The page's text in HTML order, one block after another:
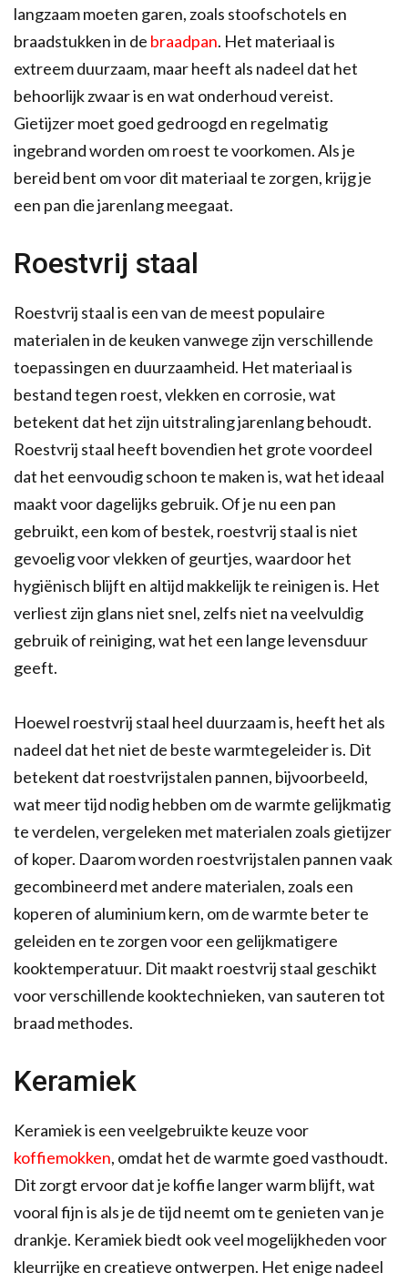
langzaam moeten garen, zoals stoofschotels en
braadstukken in de braadpan. Het materiaal is
extreem duurzaam, maar heeft als nadeel dat het
behoorlijk zwaar is en wat onderhoud vereist.
Gietijzer moet goed gedroogd en regelmatig
ingebrand worden om roest te voorkomen. Als je
bereid bent om voor dit materiaal te zorgen, krijg je
een pan die jarenlang meegaat.
Roestvrij staal
Roestvrij staal is een van de meest populaire
materialen in de keuken vanwege zijn verschillende
toepassingen en duurzaamheid. Het materiaal is
bestand tegen roest, vlekken en corrosie, wat
betekent dat het zijn uitstraling jarenlang behoudt.
Roestvrij staal heeft bovendien het grote voordeel
dat het eenvoudig schoon te maken is, wat het ideaal
maakt voor dagelijks gebruik. Of je nu een pan
gebruikt, een kom of bestek, roestvrij staal is niet
gevoelig voor vlekken of geurtjes, waardoor het
hygiënisch blijft en altijd makkelijk te reinigen is. Het
verliest zijn glans niet snel, zelfs niet na veelvuldig
gebruik of reiniging, wat het een lange levensduur
geeft.
Hoewel roestvrij staal heel duurzaam is, heeft het als
nadeel dat het niet de beste warmtegeleider is. Dit
betekent dat roestvrijstalen pannen, bijvoorbeeld,
wat meer tijd nodig hebben om de warmte gelijkmatig
te verdelen, vergeleken met materialen zoals gietijzer
of koper. Daarom worden roestvrijstalen pannen vaak
gecombineerd met andere materialen, zoals een
koperen of aluminium kern, om de warmte beter te
geleiden en te zorgen voor een gelijkmatigere
kooktemperatuur. Dit maakt roestvrij staal geschikt
voor verschillende kooktechnieken, van sauteren tot
braad methodes.
Keramiek
Keramiek is een veelgebruikte keuze voor
koffiemokken, omdat het de warmte goed vasthoudt.
Dit zorgt ervoor dat je koffie langer warm blijft, wat
vooral fijn is als je de tijd neemt om te genieten van je
drankje. Keramiek biedt ook veel mogelijkheden voor
kleurrijke en creatieve ontwerpen. Het enige nadeel